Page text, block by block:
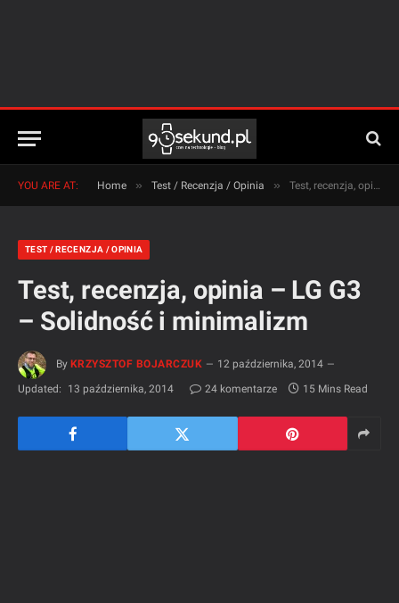
YOU ARE AT: Home » Test / Recenzja / Opinia » Test, recenzja, opinia – LG G3 – Solidność i minimalizm
TEST / RECENZJA / OPINIA
Test, recenzja, opinia – LG G3
– Solidność i minimalizm
By KRZYSZTOF BOJARCZUK
12 października, 2014
Updated:
13 października, 2014 24 komentarze 15 Mins Read